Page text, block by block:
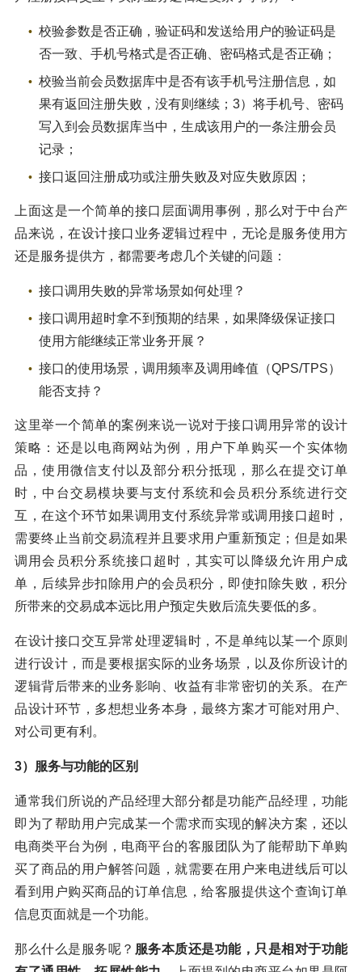
校验参数是否正确，验证码和发送给用户的验证码是
否一致、手机号格式是否正确、密码格式是否正确；
校验当前会员数据库中是否有该手机号注册信息，如
果有返回注册失败，没有则继续；3）将手机号、密码
写入到会员数据库当中，生成该用户的一条注册会员
记录；
接口返回注册成功或注册失败及对应失败原因；
上面这是一个简单的接口层面调用事例，那么对于中台产
品来说，在设计接口业务逻辑过程中，无论是服务使用方
还是服务提供方，都需要考虑几个关键的问题：
接口调用失败的异常场景如何处理？
接口调用超时拿不到预期的结果，如果降级保证接口
使用方能继续正常业务开展？
接口的使用场景，调用频率及调用峰值（QPS/TPS）
能否支持？
这里举一个简单的案例来说一说对于接口调用异常的设计
策略：还是以电商网站为例，用户下单购买一个实体物
品，使用微信支付以及部分积分抵现，那么在提交订单
时，中台交易模块要与支付系统和会员积分系统进行交
互，在这个环节如果调用支付系统异常或调用接口超时，
需要终止当前交易流程并且要求用户重新预定；但是如果
调用会员积分系统接口超时，其实可以降级允许用户成
单，后续异步扣除用户的会员积分，即使扣除失败，积分
所带来的交易成本远比用户预定失败后流失要低的多。
在设计接口交互异常处理逻辑时，不是单纯以某一个原则
进行设计，而是要根据实际的业务场景，以及你所设计的
逻辑背后带来的业务影响、收益有非常密切的关系。在产
品设计环节，多想想业务本身，最终方案才可能对用户、
对公司更有利。
3）服务与功能的区别
通常我们所说的产品经理大部分都是功能产品经理，功能
即为了帮助用户完成某一个需求而实现的解决方案，还以
电商类平台为例，电商平台的客服团队为了能帮助下单购
买了商品的用户解答问题，就需要在用户来电进线后可以
看到用户购买商品的订单信息，给客服提供这个查询订单
信息页面就是一个功能。
那么什么是服务呢？ 服务本质还是功能，只是相对于功能